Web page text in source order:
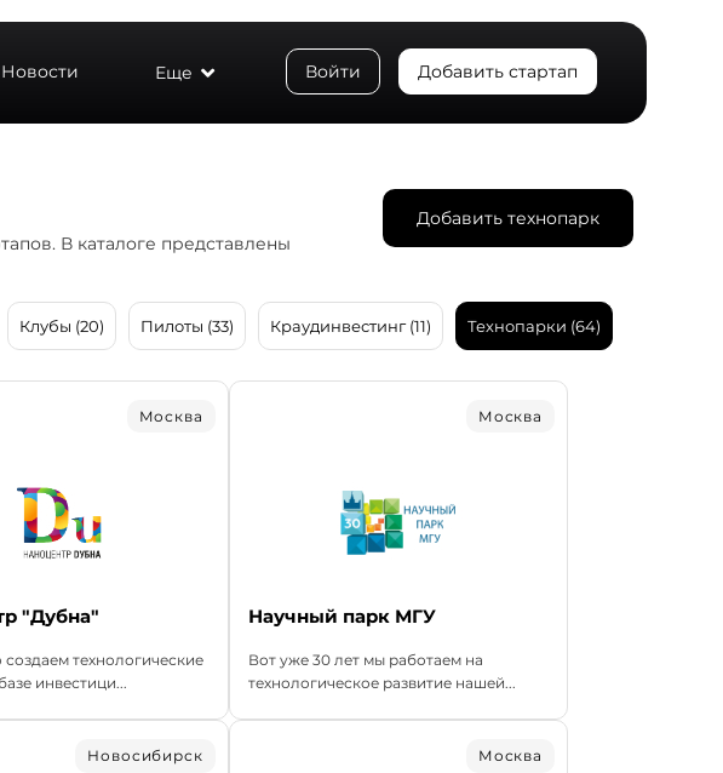
Новости Еще Войти Добавить стартап
В каталоге представлены
Добавить технопарк
Клубы (20) Пилоты (33) Краудинвестинг (11) Технопарки (64)
Москва
"Дубна"
технологические
инвестици...
Москва
Научный парк МГУ
Вот уже 30 лет мы работаем на
технологическое развитие нашей...
Новосибирск Москва